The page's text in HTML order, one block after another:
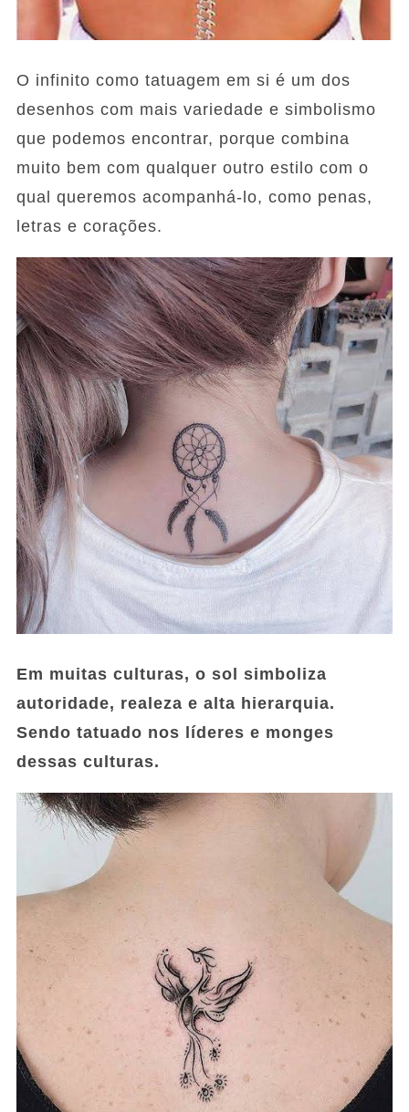
O infinito como tatuagem em si é um dos
desenhos com mais variedade e simbolismo
que podemos encontrar, porque combina
muito bem com qualquer outro estilo com o
qual queremos acompanhá-lo, como penas,
letras e corações.
Em muitas culturas, o sol simboliza
autoridade, realeza e alta hierarquia.
Sendo tatuado nos líderes e monges
dessas culturas.